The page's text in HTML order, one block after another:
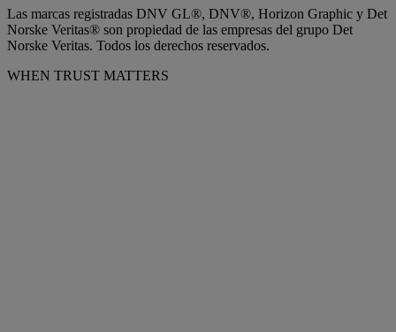
Las marcas registradas DNV GL®, DNV®, Horizon Graphic y Det
Norske Veritas® son propiedad de las empresas del grupo Det
Norske Veritas. Todos los derechos reservados.
WHEN TRUST MATTERS